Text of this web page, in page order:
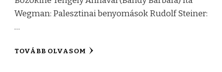
Wegman: Palesztinai benyomások Rudolf Steiner:
…
TOVÁBB OLVASOM